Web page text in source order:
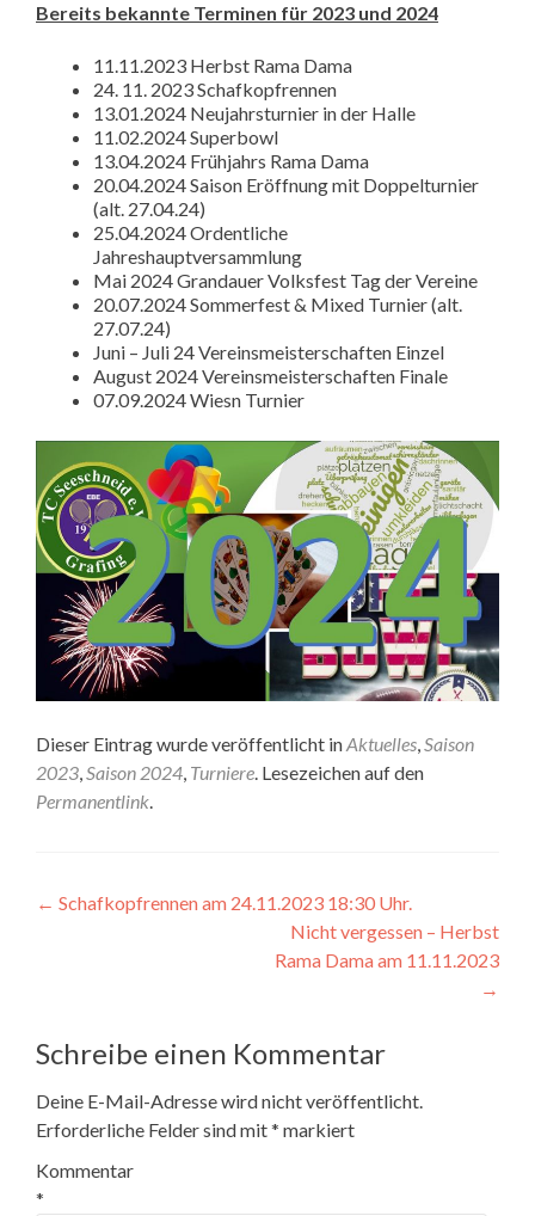
Bereits bekannte Terminen für 2023 und 2024
11.11.2023 Herbst Rama Dama
24. 11. 2023 Schafkopfrennen
13.01.2024 Neujahrsturnier in der Halle
11.02.2024 Superbowl
13.04.2024 Frühjahrs Rama Dama
20.04.2024 Saison Eröffnung mit Doppelturnier
(alt. 27.04.24)
25.04.2024 Ordentliche
Jahreshauptversammlung
Mai 2024 Grandauer Volksfest Tag der Vereine
20.07.2024 Sommerfest & Mixed Turnier (alt.
27.07.24)
Juni – Juli 24 Vereinsmeisterschaften Einzel
August 2024 Vereinsmeisterschaften Finale
07.09.2024 Wiesn Turnier
Dieser Eintrag wurde veröffentlicht inAktuelles,Saison
2023,Saison 2024, Turniere. Lesezeichen auf den
Permanentlink.
Beitragsnavigation
← Schafkopfrennen am 24.11.2023 18:30 Uhr.
Nicht vergessen – Herbst
Rama Dama am 11.11.2023
→
Schreibe einen Kommentar
Deine E-Mail-Adresse wird nicht veröffentlicht.
Erforderliche Felder sind mit* markiert
Kommentar
*